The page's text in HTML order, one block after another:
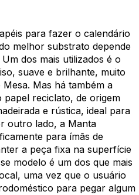
para fazer o calendário
melhor substrato depende
dos mais utilizados é o
suave e brilhante, muito
Mas há também a
papel reciclato, de origem
e rústica, ideal para
outro lado, a Manta
para ímãs de
a peça fixa na superfície
modelo é um dos que mais
uma vez que o usuário
para pegar algum